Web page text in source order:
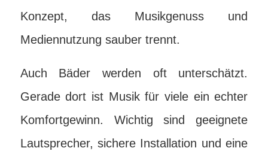
Konzept, das Musikgenuss und
Mediennutzung sauber trennt.
Auch Bäder werden oft unterschätzt.
Gerade dort ist Musik für viele ein echter
Komfortgewinn. Wichtig sind geeignete
Lautsprecher, sichere Installation und eine